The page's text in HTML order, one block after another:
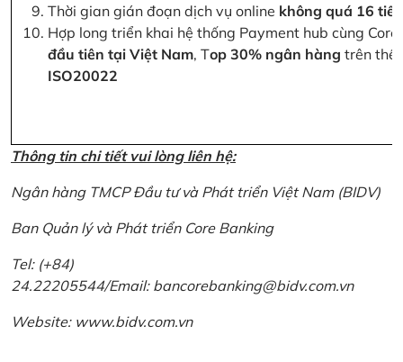
Thời gian gián đoạn dịch vụ online không quá 16
Hợp long triển khai hệ thống Payment hub cùng
đầu tiên tại Việt Nam, Top 30% ngân hàng trên thế
ISO20022
Thông tin chi tiết vui lòng liên hệ:
Ngân hàng TMCP Đầu tư và Phát triển Việt Nam (BIDV)
Ban Quản lý và Phát triển Core Banking
Tel: (+84)
24.22205544/Email: bancorebanking@bidv.com.vn
Website: www.bidv.com.vn